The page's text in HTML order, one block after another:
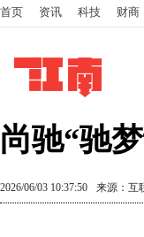
首页 资讯 科技 财商
尚驰“驰
2026/06/03 10:37:50 来源：互